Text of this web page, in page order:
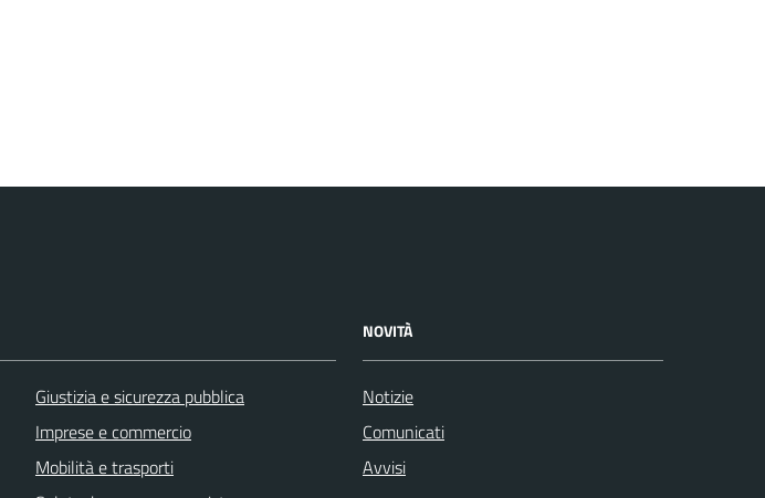
Giustizia e sicurezza pubblica
Imprese e commercio
Mobilità e trasporti
NOVITÀ
Notizie
Comunicati
Avvisi